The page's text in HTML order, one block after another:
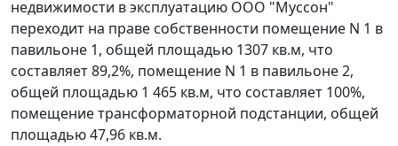
недвижимости в эксплуатацию ООО "Муссон"
переходит на праве собственности помещение N 1 в
павильоне 1, общей площадью 1307 кв.м, что
составляет 89,2%, помещение N 1 в павильоне 2,
общей площадью 1 465 кв.м, что составляет 100%,
помещение трансформаторной подстанции, общей
площадью 47,96 кв.м.